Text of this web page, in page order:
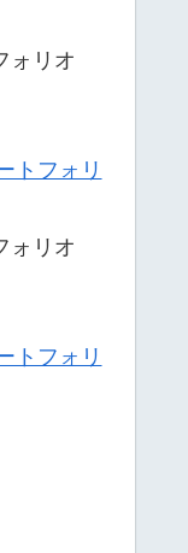
ォリオ
トフォリ
ォリオ
トフォリ